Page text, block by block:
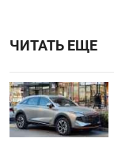
ЧИТАТЬ ЕЩЕ